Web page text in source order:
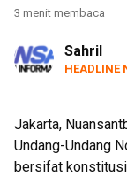
3 menit membaca
Sahril
HEADLINE
Jakarta,
Undang-Undang
bersifat